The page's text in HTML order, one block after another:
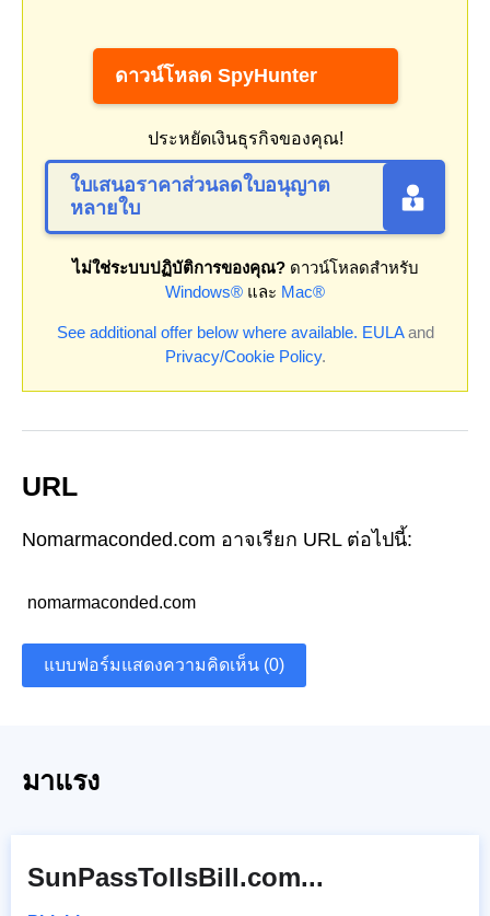
ดาวน์โหลด SpyHunter
ประหยัดเงินธุรกิจของคุณ!
ใบเสนอราคาส่วนลดใบอนุญาต
หลายใบ
ไม่ใช่ระบบปฏิบัติการของคุณ?ดาวน์โหลดสำหรับ
Windows® และ Mac®
See additional offer below where available. EULAand
Privacy/Cookie Policy.
URL
Nomarmaconded.com อาจเรียก URL ต่อไปนี้:
nomarmaconded.com
แบบฟอร์มแสดงความคิดเห็น (0)
มาแรง
SunPassTollsBill.com...